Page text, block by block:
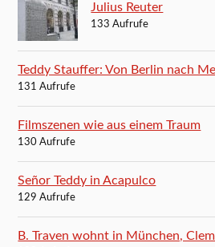
Julius Reuter
133 Aufrufe
Teddy Stauffer: Von Berlin nach
131 Aufrufe
Filmszenen wie aus einem Traum
130 Aufrufe
Señor Teddy in Acapulco
129 Aufrufe
B. Traven wohnt in München,